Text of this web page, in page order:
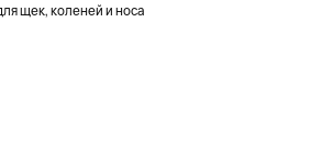
щек, коленей и носа